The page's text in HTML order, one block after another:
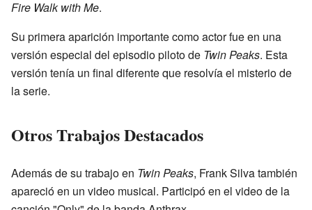
Fire Walk with Me.
Su primera aparición importante como actor fue en una
versión especial del episodio piloto de Twin Peaks. Esta
versión tenía un final diferente que resolvía el misterio de
la serie.
Otros Trabajos Destacados
Además de su trabajo en Twin Peaks, Frank Silva también
apareció en un video musical. Participó en el video de la